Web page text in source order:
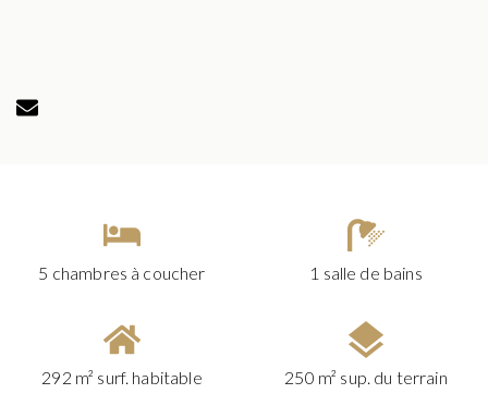
5 chambres à coucher 1 salle de bains
292 m² surf. habitable 250 m² sup. du terrain